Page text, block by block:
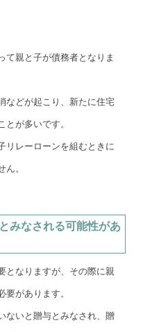
て親と子が債務者となりま
などが起こり、新たに住宅
とが多いです。
リレーローンを組むときに
。
みなされる可能性があ
となりますが、その際に親
要があります。
ないと贈与とみなされ、贈